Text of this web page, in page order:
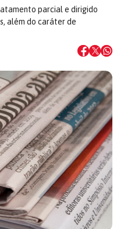
parcial e dirigido
além do caráter de